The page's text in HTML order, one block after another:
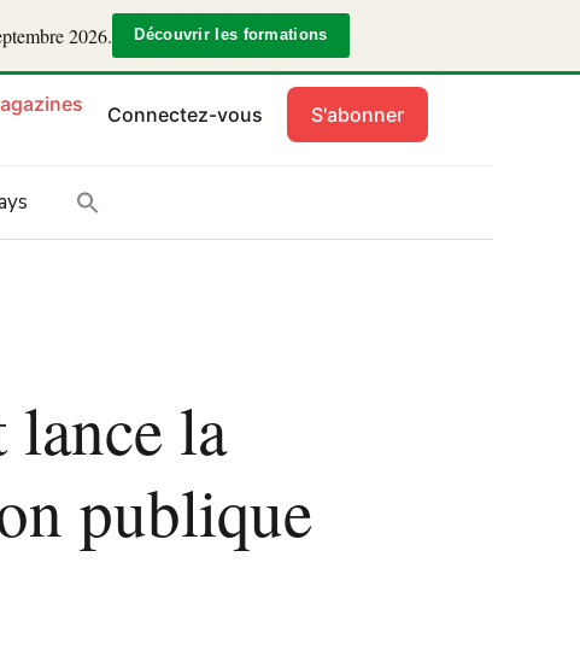
2026. Découvrir les formations
Connectez-vous S'abonner
la
publique